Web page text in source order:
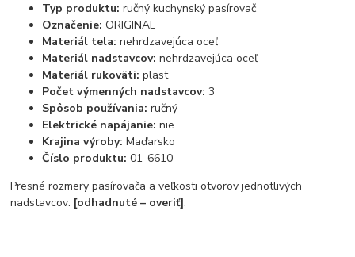
Typ produktu: ručný kuchynský pasírovač
Označenie: ORIGINAL
Materiál tela: nehrdzavejúca oceľ
Materiál nadstavcov: nehrdzavejúca oceľ
Materiál rukoväti: plast
Počet výmenných nadstavcov: 3
Spôsob používania: ručný
Elektrické napájanie: nie
Krajina výroby: Maďarsko
Číslo produktu: 01-6610
Presné rozmery pasírovača a veľkosti otvorov jednotlivých
nadstavcov: [odhadnuté – overiť].